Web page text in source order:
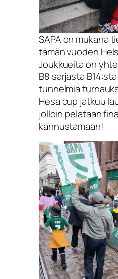
SAPA on mukana
tämän vuoden
Joukkueita on
B8 sarjasta
tunnelmia
Hesa cup jatkuu
jolloin pelataan
kannustamaan!